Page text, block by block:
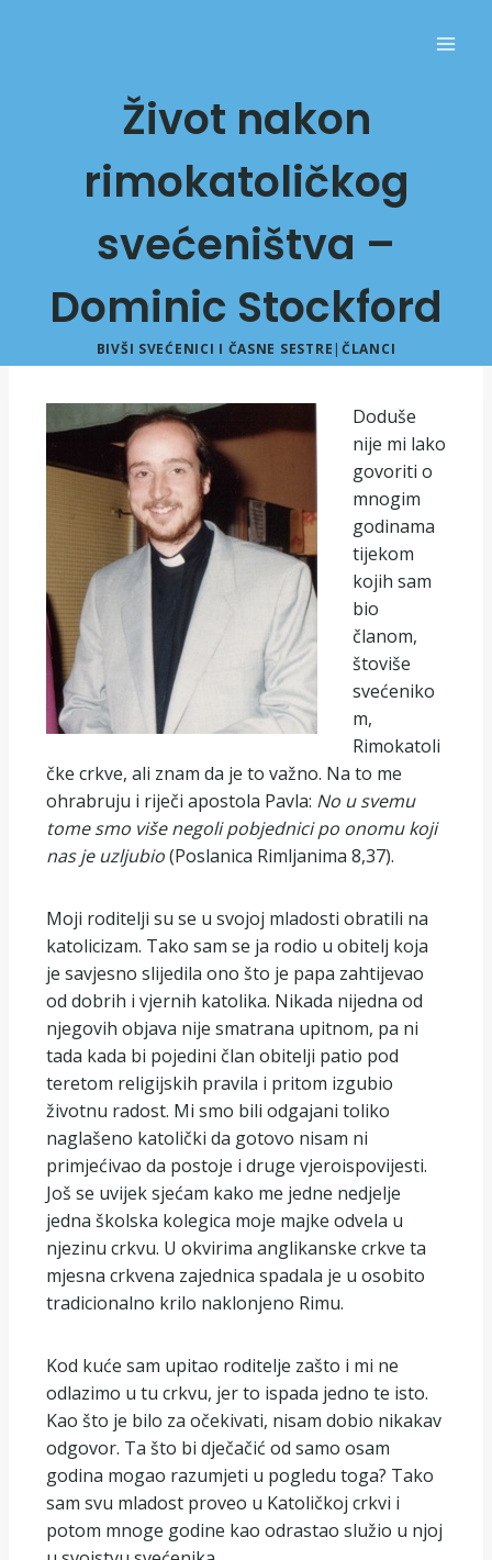
Život nakon
rimokatoličkog
svećeništva –
Dominic Stockford
BIVŠI SVEĆENICI I ČASNE SESTRE | ČLANCI
Doduše
nije mi lako
govoriti o
mnogim
godinama
tijekom
kojih sam
bio
članom,
štoviše
svećeniko
m,
Rimokatoli
čke crkve, ali znam da je to važno. Na to me
ohrabruju i riječi apostola Pavla: No u svemu
tome smo više negoli pobjednici po onomu koji
nas je uzljubio(Poslanica Rimljanima 8,37).
Moji roditelji su se u svojoj mladosti obratili na
katolicizam. Tako sam se ja rodio u obitelj koja
je savjesno slijedila ono što je papa zahtijevao
od dobrih i vjernih katolika. Nikada nijedna od
njegovih objava nije smatrana upitnom, pa ni
tada kada bi pojedini član obitelji patio pod
teretom religijskih pravila i pritom izgubio
životnu radost. Mi smo bili odgajani toliko
naglašeno katolički da gotovo nisam ni
primjećivao da postoje i druge vjeroispovijesti.
Još se uvijek sjećam kako me jedne nedjelje
jedna školska kolegica moje majke odvela u
njezinu crkvu. U okvirima anglikanske crkve ta
mjesna crkvena zajednica spadala je u osobito
tradicionalno krilo naklonjeno Rimu.
Kod kuće sam upitao roditelje zašto i mi ne
odlazimo u tu crkvu, jer to ispada jedno te isto.
Kao što je bilo za očekivati, nisam dobio nikakav
odgovor. Ta što bi dječačić od samo osam
godina mogao razumjeti u pogledu toga? Tako
sam svu mladost proveo u Katoličkoj crkvi i
potom mnoge godine kao odrastao služio u njoj